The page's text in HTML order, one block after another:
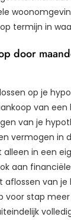
termijn in
door
op je
van een
van je
vermogen in
in een
aan
aflossen van je
voor stap